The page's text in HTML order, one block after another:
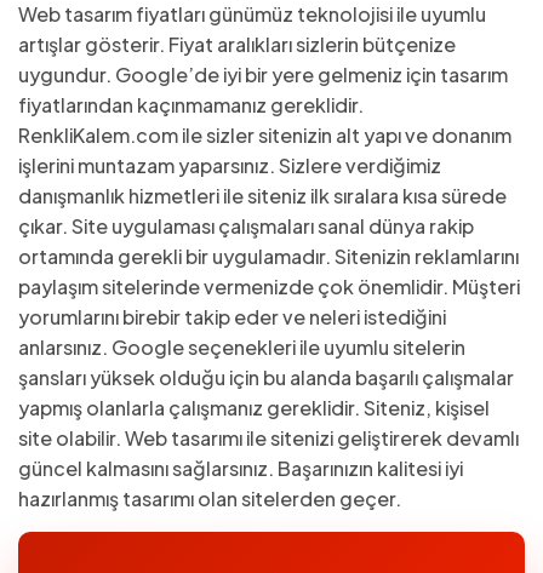
Web tasarım fiyatları günümüz teknolojisi ile uyumlu
artışlar gösterir. Fiyat aralıkları sizlerin bütçenize
uygundur. Google’de iyi bir yere gelmeniz için tasarım
fiyatlarından kaçınmamanız gereklidir.
RenkliKalem.com ile sizler sitenizin alt yapı ve donanım
işlerini muntazam yaparsınız. Sizlere verdiğimiz
danışmanlık hizmetleri ile siteniz ilk sıralara kısa sürede
çıkar. Site uygulaması çalışmaları sanal dünya rakip
ortamında gerekli bir uygulamadır. Sitenizin reklamlarını
paylaşım sitelerinde vermenizde çok önemlidir. Müşteri
yorumlarını birebir takip eder ve neleri istediğini
anlarsınız. Google seçenekleri ile uyumlu sitelerin
şansları yüksek olduğu için bu alanda başarılı çalışmalar
yapmış olanlarla çalışmanız gereklidir. Siteniz, kişisel
site olabilir. Web tasarımı ile sitenizi geliştirerek devamlı
güncel kalmasını sağlarsınız. Başarınızın kalitesi iyi
hazırlanmış tasarımı olan sitelerden geçer.